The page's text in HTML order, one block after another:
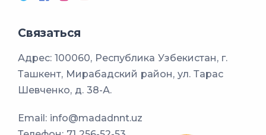
Связаться
Адрес: 100060, Республика Узбекистан, г.
Ташкент, Мирабадский район, ул. Тарас
Шевченко, д. 38-А.
Email: info@madadnnt.uz